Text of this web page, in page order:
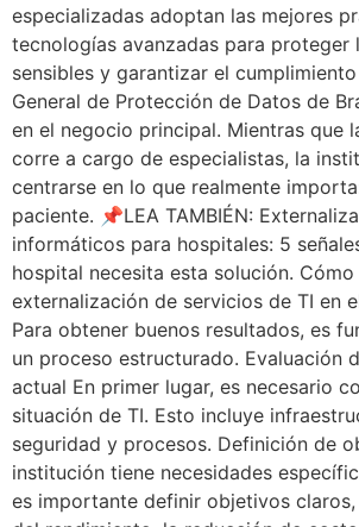
especializadas adoptan las mejores
tecnologías avanzadas para proteger
sensibles y garantizar el
General de Protección de Datos de
en el negocio principal. Mientras que
corre a cargo de especialistas, la
centrarse en lo que realmente
paciente. 📌LEA TAMBIÉN:
informáticos para hospitales: 5
hospital necesita esta solución.
externalización de servicios de TI en
Para obtener buenos resultados, es
un proceso estructurado. Evaluación
actual En primer lugar, es necesario
situación de TI. Esto incluye
seguridad y procesos. Definición de
institución tiene necesidades
es importante definir objetivos